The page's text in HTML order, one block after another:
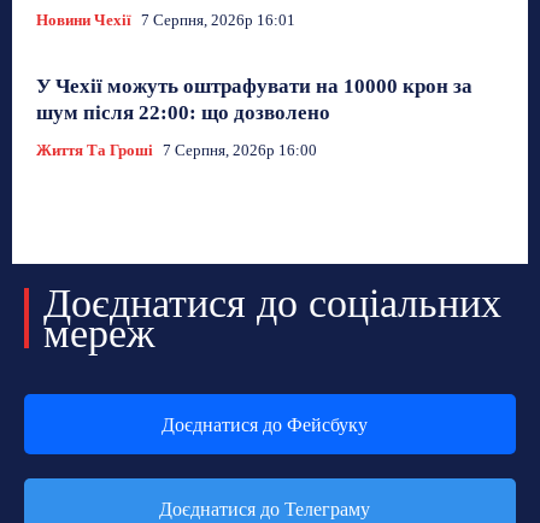
Новини Чехії 7 Серпня, 2026р 16:01
У Чехії можуть оштрафувати на 10000 крон за
шум після 22:00: що дозволено
Життя Та Гроші 7 Серпня, 2026р 16:00
Доєднатися до соціальних
мереж
Доєднатися до Фейсбуку
Доєднатися до Телеграму